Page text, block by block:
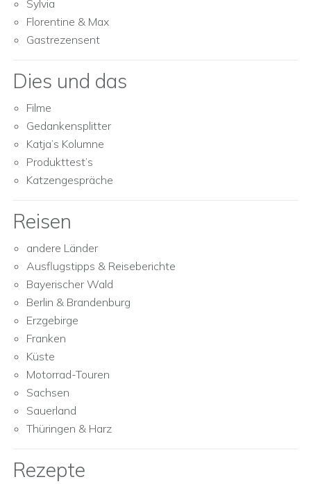
Sylvia
Florentine & Max
Gastrezensent
Dies und das
Filme
Gedankensplitter
Katja’s Kolumne
Produkttest’s
Katzengespräche
Reisen
andere Länder
Ausflugstipps & Reiseberichte
Bayerischer Wald
Berlin & Brandenburg
Erzgebirge
Franken
Küste
Motorrad-Touren
Sachsen
Sauerland
Thüringen & Harz
Rezepte